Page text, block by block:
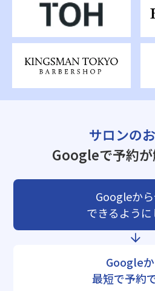
サロンの
Googleで予約
Googleか
できるよう
Google
最短で予約